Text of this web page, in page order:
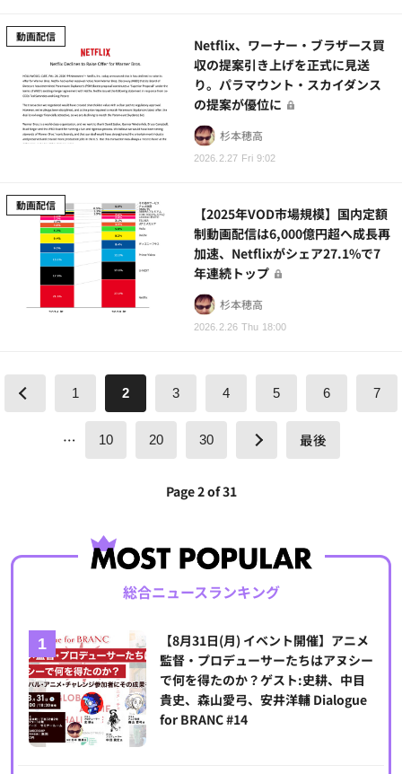
動画配信
2026.2.27 Fri 9:02
Netflix、ワーナー・ブラザース買
収の提案引き上げを正式に見送
り。パラマウント・スカイダンス
の提案が優位に
杉本穂高
動画配信
2026.2.26 Thu 18:00
【2025年VOD市場規模】国内定額
制動画配信は6,000億円超へ成長再
加速、Netflixがシェア27.1%で7
年連続トップ
杉本穂高
1 2 3 4 5 6 7
… 10 20 30 最後
Page 2 of 31
総合ニュースランキング
【8月31日(月) イベント開催】アニメ
監督・プロデューサーたちはアヌシー
で何を得たのか？ゲスト:史耕、中目
貴史、森山愛弓、安井洋輔 Dialogue
for BRANC #14